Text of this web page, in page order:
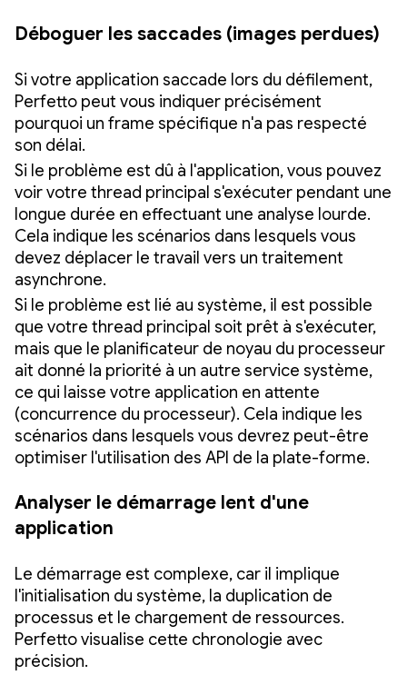
Déboguer les saccades (images perdues)
Si votre application saccade lors du défilement,
Perfetto peut vous indiquer précisément
pourquoi un frame spécifique n'a pas respecté
son délai.
Si le problème est dû à l'application, vous pouvez
voir votre thread principal s'exécuter pendant une
longue durée en effectuant une analyse lourde.
Cela indique les scénarios dans lesquels vous
devez déplacer le travail vers un traitement
asynchrone.
Si le problème est lié au système, il est possible
que votre thread principal soit prêt à s'exécuter,
mais que le planificateur de noyau du processeur
ait donné la priorité à un autre service système,
ce qui laisse votre application en attente
(concurrence du processeur). Cela indique les
scénarios dans lesquels vous devrez peut-être
optimiser l'utilisation des API de la plate-forme.
Analyser le démarrage lent d'une
application
Le démarrage est complexe, car il implique
l'initialisation du système, la duplication de
processus et le chargement de ressources.
Perfetto visualise cette chronologie avec
précision.